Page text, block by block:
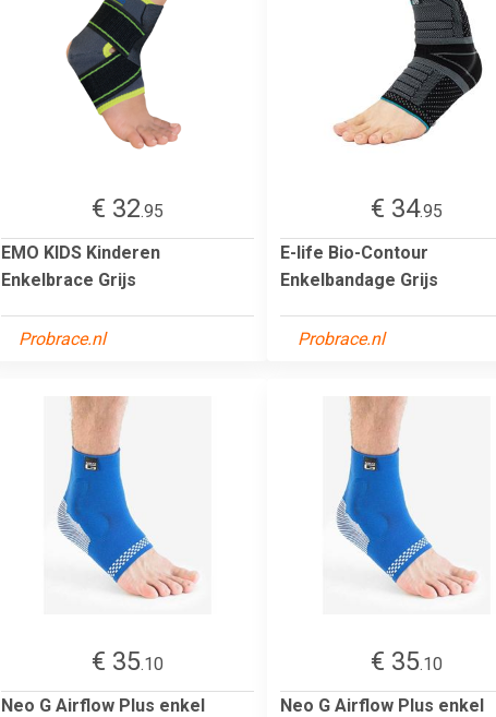
€ 32.95
EMO KIDS Kinderen
Enkelbrace Grijs
Probrace.nl
€ 34.95
E-life Bio-Contour
Enkelbandage Grijs
Probrace.nl
€ 35.10
Neo G Airflow Plus enkel
€ 35.10
Neo G Airflow Plus enkel